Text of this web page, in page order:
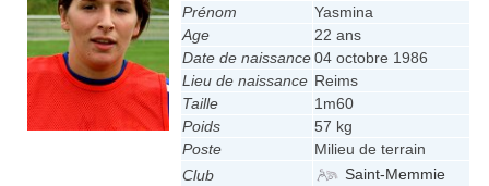
Prénom
Yasmina
Age
22 ans
Date de naissance 04 octobre 1986
Lieu de naissance Reims
Taille
1m60
Poids
57 kg
Poste
Milieu de terrain
Club
Saint-Memmie